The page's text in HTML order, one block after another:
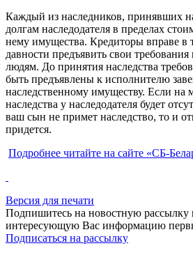
Каждый из наследников, принявших
долгам наследодателя в пределах
нему имущества. Кредиторы вправе в
давности предъявить свои
людям. До принятия наследства
быть предъявлены к исполнителю
наследственному имуществу. Если на
наследства у наследодателя будет
ваш сын не примет наследство, то и
придется.
Подробнее читайте на сайте «СБ-
Версия для печати
Подпишитесь на новостную рассылку
интересующую Вас информацию
Подписаться на рассылку